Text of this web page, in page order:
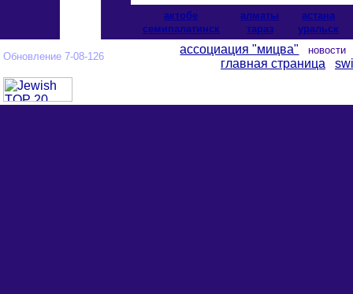
актобе алматы
астана
cемипалатинск
тараз уральск
Обновление 7-08-126
ассоциация "мицва"
главная страница